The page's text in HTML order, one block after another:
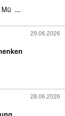
...
29.06.2026
28.06.2026